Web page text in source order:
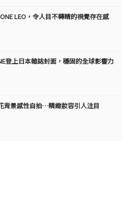
ONE LEO，令人目不轉睛的視覺存在感
登上日本雜誌封面，穩固的全球影響力
背景感性自拍…精緻妝容引人注目